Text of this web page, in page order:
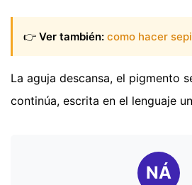
👉 Ver también: como hacer
La aguja descansa, el pigmento
continúa, escrita en el lenguaje
NÁ